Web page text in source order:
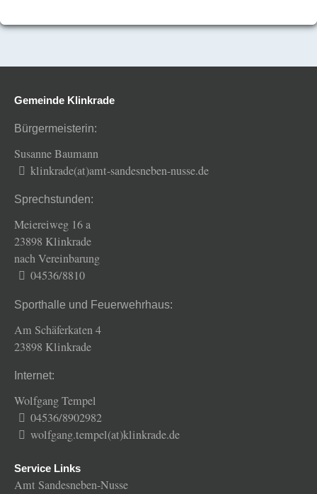
Gemeinde Klinkrade
Bürgermeisterin:
Susanne Baumann
klinkrade(at)amt-sandesneben-nusse.de
Sprechstunden:
Meiereiweg 16 a
23898 Klinkrade
nach Vereinbarung
04536/8810
Sporthalle und Feuerwehrhaus:
Am Schäferkaten 4
23898 Klinkrade
Internet:
Wolfgang Tempel
04536/8902982
wolfgang.tempel(at)klinkrade.de
Service Links
Amt Sandesneben-Nusse